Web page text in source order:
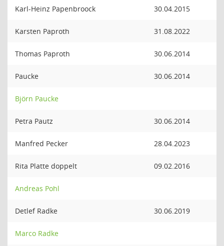
Karl-Heinz Papenbroock 30.04.2015
Karsten Paproth 31.08.2022
Thomas Paproth 30.06.2014
Paucke 30.06.2014
Björn Paucke
Petra Pautz 30.06.2014
Manfred Pecker 28.04.2023
Rita Platte doppelt 09.02.2016
Andreas Pohl
Detlef Radke 30.06.2019
Marco Radke